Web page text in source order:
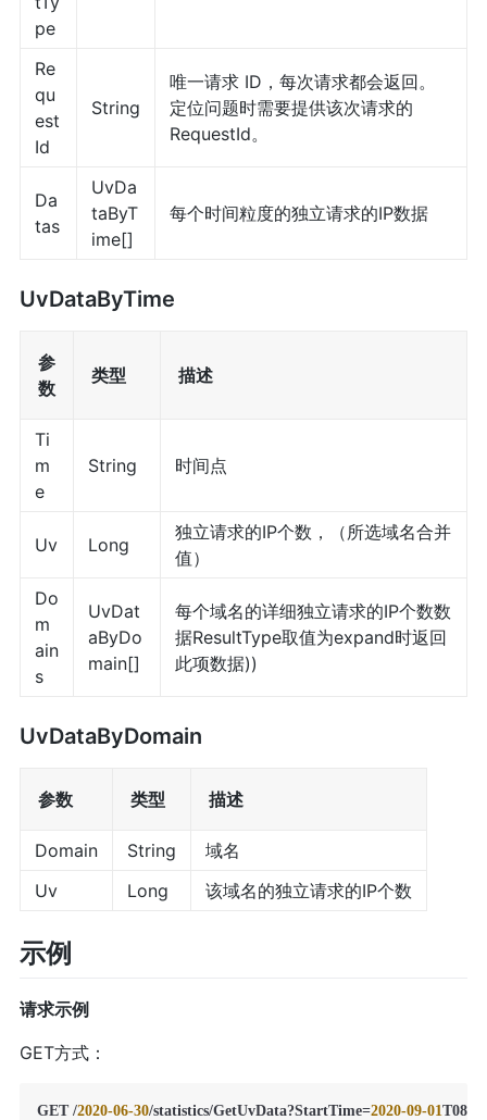
pe
Re
qu
est
Id
String
唯一请求 ID，每次请求都会返回。
定位问题时需要提供该次请求的
RequestId。
Da
tas
UvDa
taByT
ime[]
每个时间粒度的独立请求的IP数据
UvDataByTime
参
数
类型 描述
Ti
m
e
String 时间点
Uv Long
独立请求的IP个数，（所选域名合并
值）
Do
m
ain
s
UvDat
aByDo
main[]
每个域名的详细独立请求的IP个数数
据ResultType取值为expand时返回
此项数据))
UvDataByDomain
参数 类型 描述
Domain String
域名
Uv
Long 该域名的独立请求的IP个数
示例
请求示例
GET方式：
GET /2020-06-30/statistics/GetUvData?StartTime=2020-09-01 T08%